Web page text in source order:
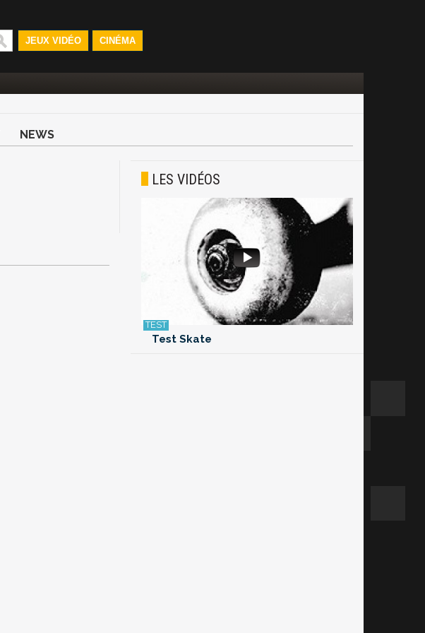
JEUX VIDÉO CINÉMA
NEWS
LES VIDÉOS
Test Skate